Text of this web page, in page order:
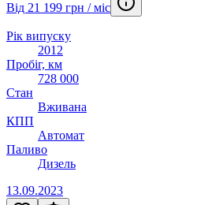
Від 21 199 грн / міс
Рік випуску
2012
Пробіг, км
728 000
Стан
Вживана
КПП
Автомат
Паливо
Дизель
13.09.2023